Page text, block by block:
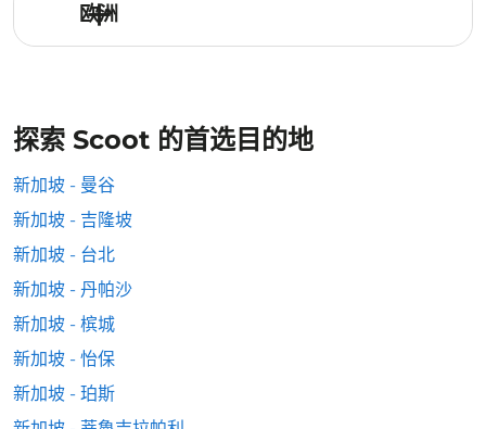
欧洲
探索 Scoot 的首选目的地
新加坡 - 曼谷
新加坡 - 吉隆坡
新加坡 - 台北
新加坡 - 丹帕沙
新加坡 - 槟城
新加坡 - 怡保
新加坡 - 珀斯